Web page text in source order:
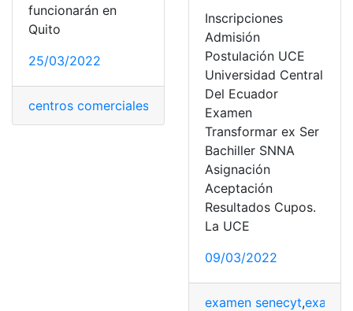
funcionarán en
Quito
25/03/2022
centros comerciales Plan de vacunación
Inscripciones
Admisión
Postulación UCE
Universidad Central
Del Ecuador
Examen
Transformar ex Ser
Bachiller SNNA
Asignación
Aceptación
Resultados Cupos.
La UCE
09/03/2022
examen senecyt,